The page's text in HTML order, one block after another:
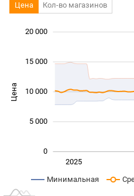
Цена Кол-во магазинов
Цена 10 000
0
20 000
10 000
15 000
5 000
Янв. 20252025
Минимальная